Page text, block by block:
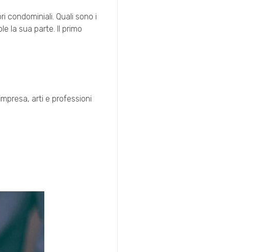
condominiali. Quali sono i
la sua parte. Il primo
arti e professioni